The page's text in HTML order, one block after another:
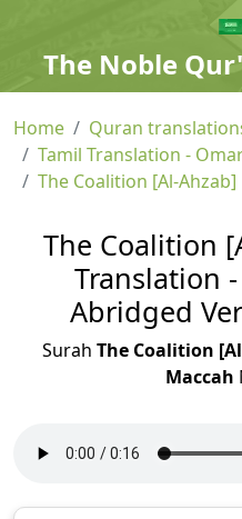
The Noble
Home
Quran
Tamil Translation -
The Coalition [Al-Ahzab]
The Coalition
Translation
Abridged
Surah The Coalition
Maccah